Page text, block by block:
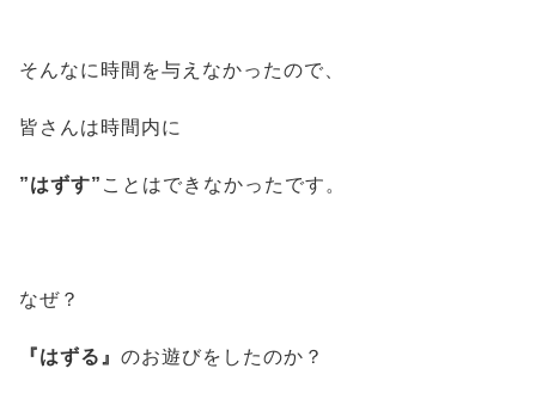
そんなに時間を与えなかったので、
皆さんは時間内に
”はずす” ことはできなかったです。
なぜ？
『はずる』 のお遊びをしたのか？